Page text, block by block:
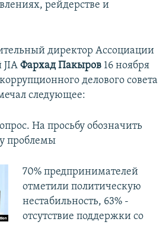
рейдерстве и
директор Ассоциации
JIA Фархад Пакыров 16 ноября
делового совета
следующее:
На просьбу обозначить
проблемы
70% предпринимателей
отметили политическую
нестабильность, 63% -
отсутствие поддержки со